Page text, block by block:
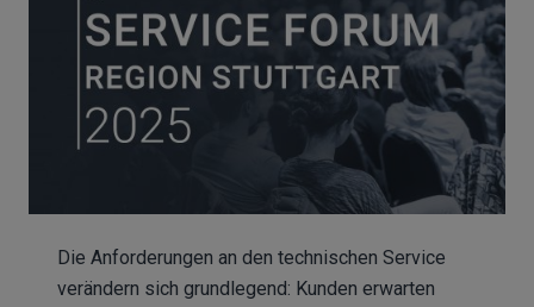
Die Anforderungen an den technischen Service
verändern sich grundlegend: Kunden erwarten